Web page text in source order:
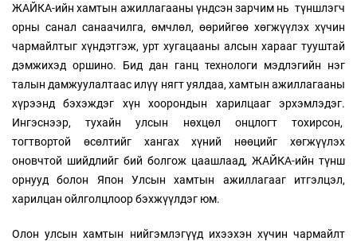
ЖАЙКА-ийн хамтын ажиллагааны үндсэн зарчим нь түншлэгч
орны санал санаачилга, өмчлөл, өөрийгөө хөгжүүлэх хүчин
чармайлтыг хүндэтгэж, урт хугацааны алсын харааг тууштай
дэмжихэд оршино. Бид дан ганц технологи мэдлэгийн нэг
талын дамжуулалтаас илүү нягт уялдаа, хамтын ажиллагааны
хүрээнд бэхэждэг хүн хоорондын харилцааг эрхэмлэдэг.
Ингэснээр, тухайн улсын нөхцөл онцлогт тохирсон,
тогтвортой өсөлтийг хангах хүний нөөцийг хөгжүүлэх
оновчтой шийдлийг бий болгож цаашлаад, ЖАЙКА-ийн түнш
орнууд болон Япон Улсын хамтын ажиллагааг итгэлцэл,
харилцан ойлголцлоор бэхжүүлдэг юм.
Олон улсын хамтын нийгэмлэгүүд ихээхэн хүчин чармайлт